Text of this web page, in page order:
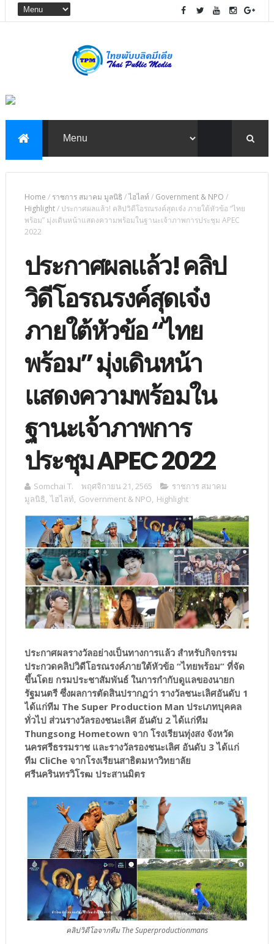
Home / ราชการ สมาคม มูลนิธิ /ไฮไลท์ / Government & NPO /
Highlight/ ประกาศผลแล้ว! คลิปวิดีโอรณรงค์สุดเจ๋ง ภายใต้หัวข้อ “ไทย
พร้อม” มุ่งเดินหน้าแสดงความพร้อมในฐานะเจ้าภาพการประชุม APEC
2022
ประกาศผลแล้ว! คลิป
วิดีโอรณรงค์สุดเจ๋ง
ภายใต้หัวข้อ “ไทย
พร้อม” มุ่งเดินหน้า
แสดงความพร้อมใน
ฐานะเจ้าภาพการ
ประชุม APEC 2022
Somchai T. พฤศจิกายน 21, 2565
ราชการ สมาคม
มูลนิธิ, ไฮไลท์, Government & NPO, Highlight
ประกาศผลรางวัลอย่างเป็นทางการแล้ว สำหรับกิจกรรม
ประกวดคลิปวิดีโอรณรงค์ภายใต้หัวข้อ “ไทยพร้อม” ที่จัด
ขึ้นโดย กรมประชาสัมพันธ์ ในการกำกับดูแลของนายก
รัฐมนตรี ซึ่งผลการตัดสินปรากฏว่า รางวัลชนะเลิศอันดับ 1
ได้แก่ทีม The Super Production Man ประเภทบุคคล
ทั่วไป ส่วนรางวัลรองชนะเลิศ อันดับ 2 ได้แก่ทีม
Thungsong Hometown จาก โรงเรียนทุ่งสง จังหวัด
นครศรีธรรมราช และรางวัลรองชนะเลิศ อันดับ 3 ได้แก่
ทีม CliChe จากโรงเรียนสาธิตมหาวิทยาลัย
ศรีนครินทรวิโรฒ ประสานมิตร
คลิปวิดีโอจากทีม The Superproductionmans